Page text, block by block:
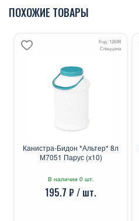
ПОХОЖИЕ ТОВАРЫ
Код: 12698
Спеццена
Канистра-Бидон *Альтер* 8л
М7051 Парус (х10)
В наличии 0 шт.
195.7 ₽ / шт.